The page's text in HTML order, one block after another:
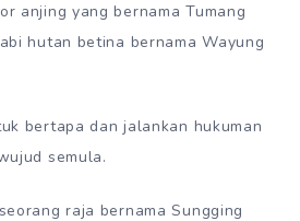
anjing yang bernama Tumang
hutan betina bernama Wayung
bertapa dan jalankan hukuman
semula.
raja bernama Sungging